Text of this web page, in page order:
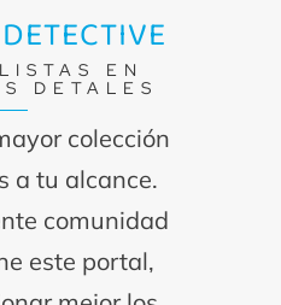
EN
DETALES
colección
a tu alcance.
comunidad
este portal,